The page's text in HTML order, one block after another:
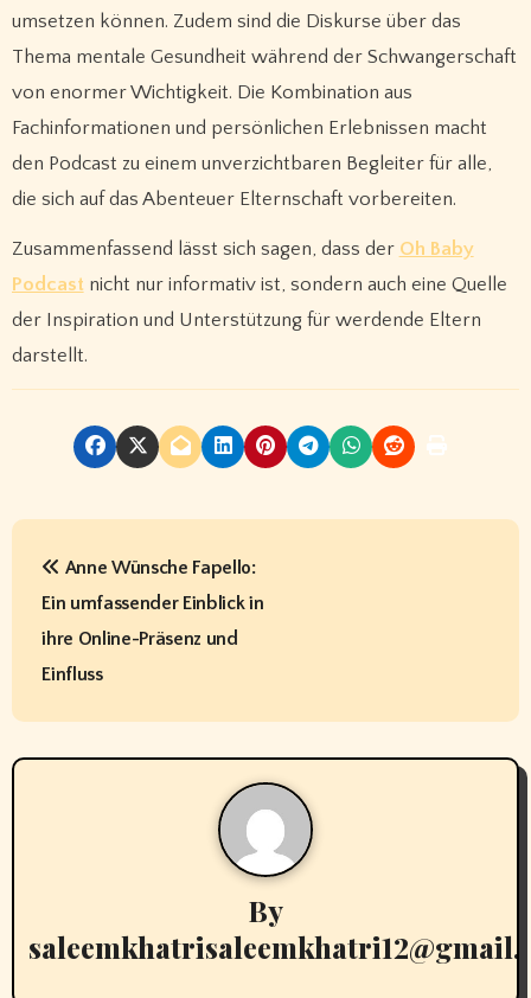
umsetzen können. Zudem sind die Diskurse über das
Thema mentale Gesundheit während der Schwangerschaft
von enormer Wichtigkeit. Die Kombination aus
Fachinformationen und persönlichen Erlebnissen macht
den Podcast zu einem unverzichtbaren Begleiter für alle,
die sich auf das Abenteuer Elternschaft vorbereiten.
Zusammenfassend lässt sich sagen, dass der Oh Baby
Podcast nicht nur informativ ist, sondern auch eine Quelle
der Inspiration und Unterstützung für werdende Eltern
darstellt.
P
n
a
g
Anne Wünsche Fapello:
Ein umfassender Einblick in
ihre Online-Präsenz und
Einfluss
By